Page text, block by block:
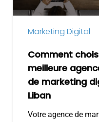
marketing
digital
Liban
Marketing Digital
Comment
meilleure
de marketing
Liban
Votre agence de